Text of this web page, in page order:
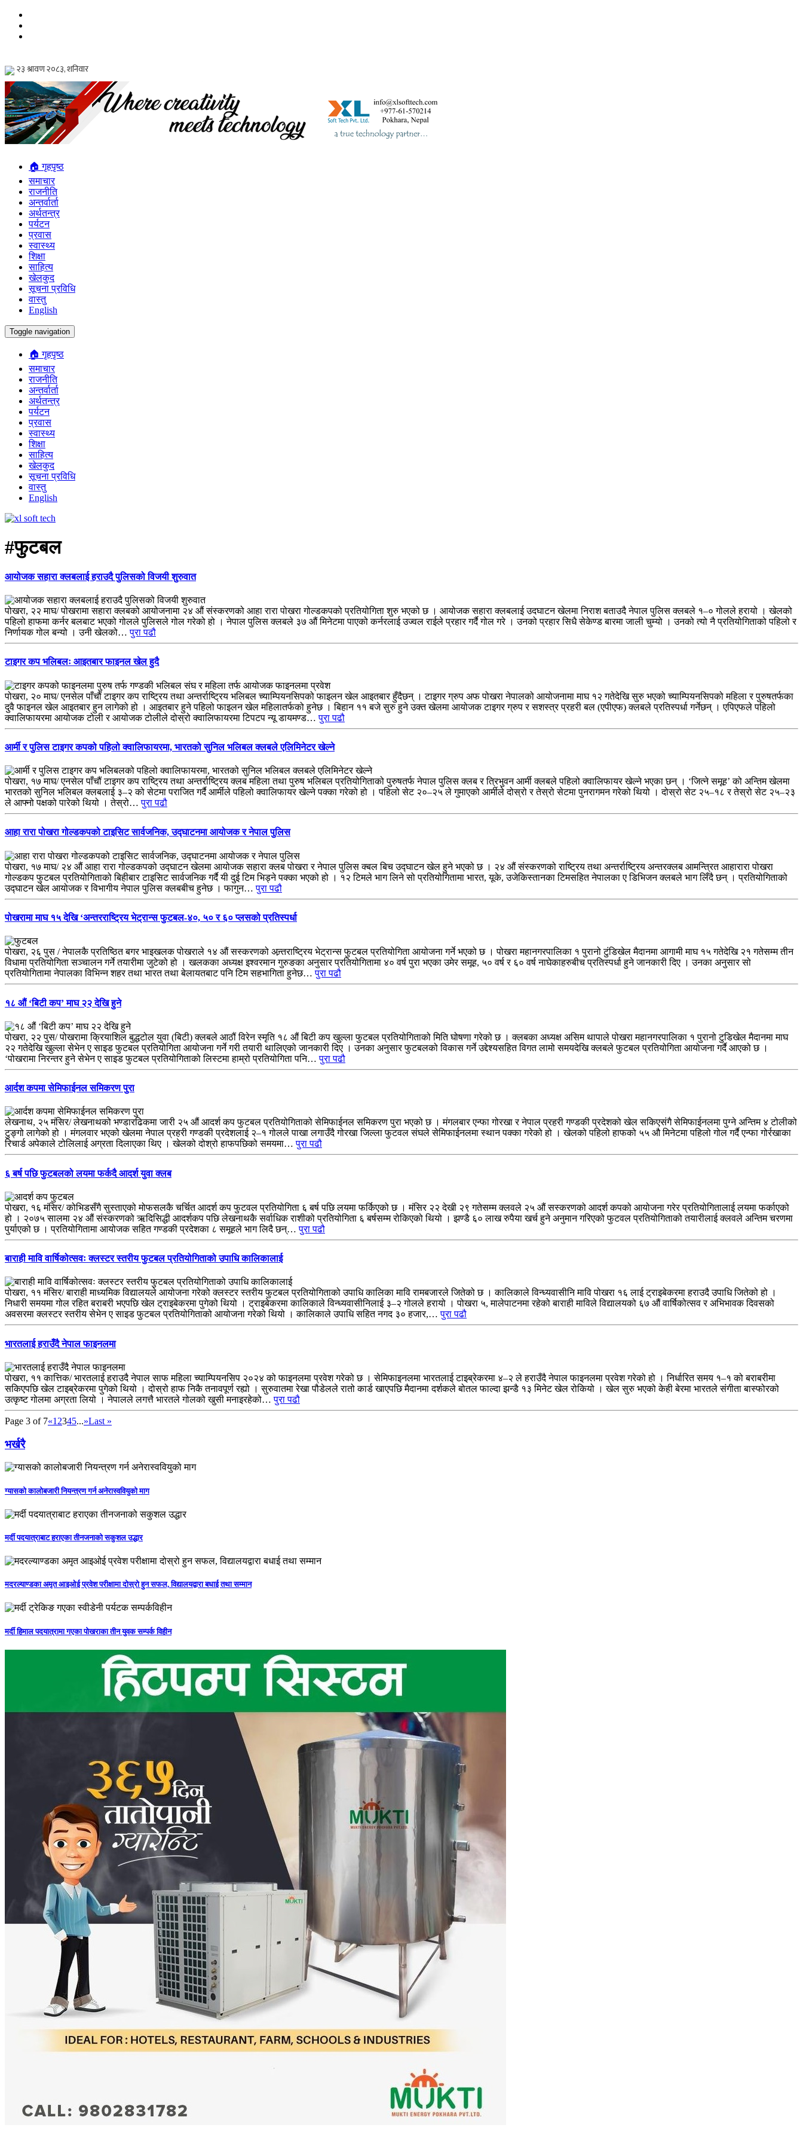
🏠 गृहपृष्ठ
समाचार
राजनीति
अन्तर्वार्ता
अर्थतन्त्र
पर्यटन
प्रवास
स्वास्थ्य
शिक्षा
साहित्य
खेलकुद
सूचना प्रविधि
वास्तु
English
Toggle navigation
🏠 गृहपृष्ठ
समाचार
राजनीति
अन्तर्वार्ता
अर्थतन्त्र
पर्यटन
प्रवास
स्वास्थ्य
शिक्षा
साहित्य
खेलकुद
सूचना प्रविधि
वास्तु
English
#फुटबल
आयोजक सहारा क्लबलाई हराउदै पुलिसको विजयी शुरुवात
पोखरा, २२ माघ/ पोखरामा सहारा क्लबको आयोजनामा २४ औं संस्करणको आहा रारा पोखरा गोल्डकपको प्रतियोगिता शुरु भएको छ । आयोजक सहारा क्लबलाई उदघाटन खेलमा निराश बताउदै नेपाल पुलिस क्लबले १–० गोलले हरायो । खेलको
पहिलो हाफमा कर्नर बलबाट भएको गोलले पुलिसले गोल गरेको हो । नेपाल पुलिस क्लबले ३७ औं मिनेटमा पाएको कर्नरलाई उज्वल राईले प्रहार गर्दै गोल गरे । उनको प्रहार सिधै सेकेण्ड बारमा जाली चुम्यो । उनको त्यो नै प्रतियोगिताको पहिलो र
निर्णायक गोल बन्यो । उनी खेलको…पुरा पढौ
टाइगर कप भलिबलः आइतबार फाइनल खेल हुदै
पोखरा, २० माघ/ एनसेल पाँचौं टाइगर कप राष्ट्रिय तथा अन्तर्राष्ट्रिय भलिबल च्याम्पियनसिपको फाइलन खेल आइतबार हुँदैछन् । टाइगर ग्रुप अफ पोखरा नेपालको आयोजनामा माघ १२ गतेदेखि सुरु भएको च्याम्पियनसिपको महिला र पुरुषतर्फका
दुवै फाइनल खेल आइतबार हुन लागेको हो । आइतबार हुने पहिलो फाइलन खेल महिलातर्फको हुनेछ । बिहान ११ बजे सुरु हुने उक्त खेलमा आयोजक टाइगर ग्रुप र सशस्त्र प्रहरी बल (एपीएफ) क्लबले प्रतिस्पर्धा गर्नेछन् । एपिएफले पहिलो
क्वालिफायरमा आयोजक टोली र आयोजक टोलीले दोस्रो क्वालिफायरमा टिपटप न्यू डायमण्ड…पुरा पढौ
आर्मी र पुलिस टाइगर कपको पहिलो क्वालिफायरमा, भारतको सुनिल भलिबल क्लबले एलिमिनेटर खेल्ने
पोखरा, १७ माघ/ एनसेल पाँचौं टाइगर कप राष्ट्रिय तथा अन्तर्राष्ट्रिय क्लब महिला तथा पुरुष भलिबल प्रतियोगिताको पुरुषतर्फ नेपाल पुलिस क्लब र त्रिभुवन आर्मी क्लबले पहिलो क्वालिफायर खेल्ने भएका छन् । ‘जित्ने समूह’ को अन्तिम खेलमा
भारतको सुनिल भलिबल क्लबलाई ३–२ को सेटमा पराजित गर्दै आर्मीले पहिलो क्वालिफायर खेल्ने पक्का गरेको हो । पहिलो सेट २०–२५ ले गुमाएको आर्मीले दोस्रो र तेस्रो सेटमा पुनरागमन गरेको थियो । दोस्रो सेट २५–१८ र तेस्रो सेट २५–२३
ले आफ्नो पक्षको पारेको थियो । तेस्रो…पुरा पढौ
आहा रारा पोखरा गोल्डकपको टाइसिट सार्वजनिक, उद्घाटनमा आयोजक र नेपाल पुलिस
पोखरा, १७ माघ/ २४ औं आहा रारा गोल्डकपको उद्घाटन खेलमा आयोजक सहारा क्लब पोखरा र नेपाल पुलिस क्बल बिच उद्घाटन खेल हुने भएको छ । २४ औं संस्करणको राष्ट्रिय तथा अन्तर्राष्ट्रिय अन्तरक्लब आमन्त्रित आहारारा पोखरा
गोल्डकप फुटबल प्रतियोगिताको बिहीबार टाइसिट सार्वजनिक गर्दै यी दुई टिम भिड्ने पक्का भएको हो । १२ टिमले भाग लिने सो प्रतियोगितामा भारत, यूके, उजेकिस्तानका टिमसहित नेपालका ए डिभिजन क्लबले भाग लिँदै छन् । प्रतियोगिताको
उद्घाटन खेल आयोजक र विभागीय नेपाल पुलिस क्लबबीच हुनेछ । फागुन…पुरा पढौ
पोखरामा माघ १५ देखि ‘अन्तरराष्ट्रिय भेट्रान्स फुटबल-४०, ५० र ६० प्लसको प्रतिस्पर्धा
पोखरा, २६ पुस / नेपालकै प्रतिष्ठित बगर भाइखलक पोखराले १४ औं सस्करणको अन्र्तराष्ट्रिय भेट्रान्स फुटबल प्रतियोगिता आयोजना गर्ने भएको छ । पोखरा महानगरपालिका १ पुरानो टुंडिखेल मैदानमा आगामी माघ १५ गतेदेखि २१ गतेसम्म तीन
विधामा प्रतियोगिता सञ्चालन गर्ने तयारीमा जुटेको हो । खलकका अध्यक्ष इश्वरमान गुरुङका अनुसार प्रतियोगितामा ४० वर्ष पुरा भएका उमेर समूह, ५० वर्ष र ६० वर्ष नाघेकाहरुबीच प्रतिस्पर्धा हुने जानकारी दिए । उनका अनुसार सो
प्रतियोगितामा नेपालका विभिन्न शहर तथा भारत तथा बेलायतबाट पनि टिम सहभागिता हुनेछ…पुरा पढौ
१८ औं ‘बिटी कप’ माघ २२ देखि हुने
पोखरा, २२ पुस/ पोखरामा क्रियाशिल बुद्धटोल युवा (बिटी) क्लबले आठौं विरेन स्मृति १८ औं बिटी कप खुल्ला फुटबल प्रतियोगिताको मिति घोषणा गरेको छ । क्लबका अध्यक्ष असिम थापाले पोखरा महानगरपालिका १ पुरानो टुडिखेल मैदानमा माघ
२२ गतेदेखि खुल्ला सेभेन ए साइड फुटबल प्रतियोगिता आयोजना गर्ने गरी तयारी थालिएको जानकारी दिए । उनका अनुसार फुटबलको विकास गर्ने उद्देश्यसहित विगत लामो समयदेखि क्लबले फुटबल प्रतियोगिता आयोजना गर्दै आएको छ ।
‘पोखरामा निरन्तर हुने सेभेन ए साइड फुटबल प्रतियोगिताको लिस्टमा हाम्रो प्रतियोगिता पनि…पुरा पढौ
आर्दश कपमा सेमिफाईनल समिकरण पुरा
लेखनाथ, २५ मंसिर/ लेखनाथको भण्डारढिकमा जारी २५ औं आदर्श कप फुटबल प्रतियोगिताको सेमिफाईनल समिकरण पुरा भएको छ । मंगलबार एन्फा गोरखा र नेपाल प्रहरी गण्डकी प्रदेशको खेल सकिएसंगै सेमिफाईनलमा पुग्ने अन्तिम ४ टोलीको
टुङ्गो लागेको हो । मंगलवार भएको खेलमा नेपाल प्रहरी गण्डकी प्रदेशलाई २–१ गोलले पाखा लगाउँदै गोरखा जिल्ला फुटवल संघले सेमिफाईनलमा स्थान पक्का गरेको हो । खेलको पहिलो हाफको ५५ औ मिनेटमा पहिलो गोल गर्दै एन्फा गोर्रखाका
रिचार्ड अपेकाले टोलिलाई अग्रता दिलाएका थिए । खेलको दोश्रो हाफपछिको समयमा…पुरा पढौ
६ बर्ष पछि फुटबलको लयमा फर्कदै आदर्श युवा क्लब
पोखरा, १६ मंसिर/ कोभिडसँगै सुस्ताएको मोफसलकै चर्चित आदर्श कप फुटवल प्रतियोगिता ६ बर्ष पछि लयमा फर्किएको छ । मंसिर २२ देखी २९ गतेसम्म क्लवले २५ औं सस्करणको आदर्श कपको आयोजना गरेर प्रतियोगितालाई लयमा फर्काएको
हो । २०७५ सालमा २४ औं संस्करणको ऋदिसिद्धी आदर्शकप पछि लेखनाथकै सर्वाधिक राशीको प्रतियोगिता ६ बर्षसम्म रोकिएको थियो । झण्डै ६० लाख रुपैया खर्च हुने अनुमान गरिएको फुटवल प्रतियोगिताको तयारीलाई क्लवले अन्तिम चरणमा
पुर्याएको छ । प्रतियोगितामा आयोजक सहित गण्डकी प्रदेशका ८ समूहले भाग लिदै छन्…पुरा पढौ
बाराही मावि वार्षिकोत्सवः क्लस्टर स्तरीय फुटबल प्रतियोगिताको उपाधि कालिकालाई
पोखरा, ११ मंसिर/ बाराही माध्यमिक विद्यालयले आयोजना गरेको क्लस्टर स्तरीय फुटबल प्रतियोगिताको उपाधि कालिका मावि रामबजारले जितेको छ । कालिकाले विन्ध्यवासीनि मावि पोखरा १६ लाई ट्राइबेकरमा हराउदै उपाधि जितेको हो ।
निधारी समयमा गोल रहित बराबरी भएपछि खेल ट्राइबेकरमा पुगेको थियो । ट्राइबेकरमा कालिकाले विन्ध्यवासीनिलाई ३–२ गोलले हरायो । पोखरा ५, मालेपाटनमा रहेको बाराही माविले विद्यालयको ६७ औं वार्षिकोत्सव र अभिभावक दिवसको
अवसरमा क्लस्टर स्तरीय सेभेन ए साइड फुटबल प्रतियोगिताको आयोजना गरेको थियो । कालिकाले उपाधि सहित नगद ३० हजार,…पुरा पढौ
भारतलाई हराउँदै नेपाल फाइनलमा
पोखरा, ११ कात्तिक/ भारतलाई हराउदै नेपाल साफ महिला च्याम्पियनसिप २०२४ को फाइनलमा प्रवेश गरेको छ । सेमिफाइनलमा भारतलाई टाइब्रेकरमा ४–२ ले हराउँदै नेपाल फाइनलमा प्रवेश गरेको हो । निर्धारित समय १–१ को बराबरीमा
सकिएपछि खेल टाइब्रेकरमा पुगेको थियो । दोस्रो हाफ निकै तनावपूर्ण रह्यो । सुरुवातमा रेखा पौडेलले रातो कार्ड खाएपछि मैदानमा दर्शकले बोतल फाल्दा झन्डै १३ मिनेट खेल रोकियो । खेल सुरु भएको केही बेरमा भारतले संगीता बास्फोरको
उत्कृष्ट गोलमा अग्रता लियो । नेपालले लगत्तै भारतले गोलको खुसी मनाइरहेको…पुरा पढौ
Page 3 of 7«1 2345...»Last »
भर्खरै
ग्यासको कालोबजारी नियन्त्रण गर्न अनेरास्ववियुको माग
मर्दी पदयात्राबाट हराएका तीनजनाको सकुशल उद्धार
मदरल्याण्डका अमृत आइओई प्रवेश परीक्षामा दोस्रो हुन सफल, विद्यालयद्वारा बधाई तथा सम्मान
मर्दी हिमाल पदयात्रामा गएका पोखराका तीन युवक सम्पर्क विहीन